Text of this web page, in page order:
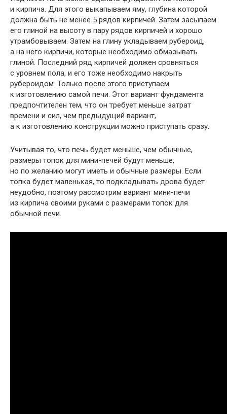
и кирпича. Для этого выкапываем яму, глубина которой
должна быть не менее 5 рядов кирпичей. Затем засыпаем
его глиной на высоту в пару рядов кирпичей и хорошо
утрамбовываем. Затем на глину укладываем рубероид,
а на него кирпичи, которые необходимо обмазывать
глиной. Последний ряд кирпичей должен сровняться
с уровнем пола, и его тоже необходимо накрыть
рубероидом. Только после этого приступаем
к изготовлению самой печи. Этот вариант фундамента
предпочтителен тем, что он требует меньше затрат
времени и сил, чем предыдущий вариант,
а к изготовлению конструкции можно приступать сразу.
Учитывая то, что печь будет меньше, чем обычные,
размеры топок для мини-печей будут меньше,
но по желанию могут иметь и обычные размеры. Если
топка будет маленькая, то подкладывать дрова будет
неудобно, поэтому рассмотрим вариант мини-печи
из кирпича своими руками с размерами топок для
обычной печи.